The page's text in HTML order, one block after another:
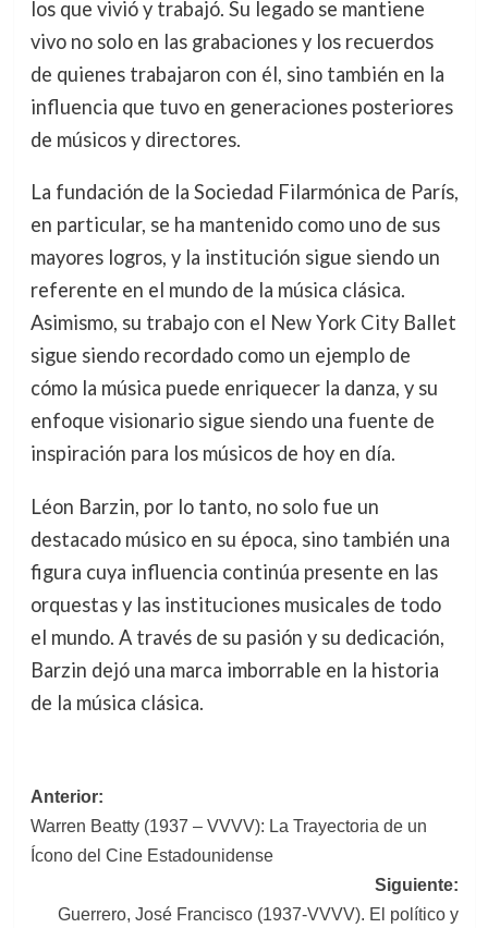
los que vivió y trabajó. Su legado se mantiene
vivo no solo en las grabaciones y los recuerdos
de quienes trabajaron con él, sino también en la
influencia que tuvo en generaciones posteriores
de músicos y directores.
La fundación de la Sociedad Filarmónica de París,
en particular, se ha mantenido como uno de sus
mayores logros, y la institución sigue siendo un
referente en el mundo de la música clásica.
Asimismo, su trabajo con el New York City Ballet
sigue siendo recordado como un ejemplo de
cómo la música puede enriquecer la danza, y su
enfoque visionario sigue siendo una fuente de
inspiración para los músicos de hoy en día.
Léon Barzin, por lo tanto, no solo fue un
destacado músico en su época, sino también una
figura cuya influencia continúa presente en las
orquestas y las instituciones musicales de todo
el mundo. A través de su pasión y su dedicación,
Barzin dejó una marca imborrable en la historia
de la música clásica.
Navegación
de
Anterior:
Warren Beatty (1937 – VVVV): La Trayectoria de un
Ícono del Cine Estadounidense
Siguiente:
Guerrero, José Francisco (1937-VVVV). El político y